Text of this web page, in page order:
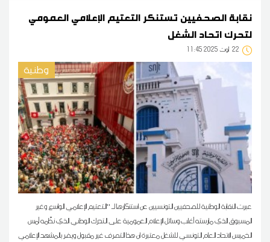
نقابة الصحفيين تستنكر التعتيم الإعلامي العمومي
لتحرك اتحاد الشغل
22 11:45 2025 أوت
وطنية
عبرت النقابة الوطنية للصحفيين التونسيين عن استنكارها لـ ''التعتيم الإعلامي الواسع وغير
المسبوق الذي مارسته أغلب وسائل الإعلام العمومية على التحرك الوطني الذي نظّمه أمس
الخميس الاتحاد العام التونسي للشغل معتبرة ان هذا التصرف غير مقبول ويضر بالمشهد الإعلامي